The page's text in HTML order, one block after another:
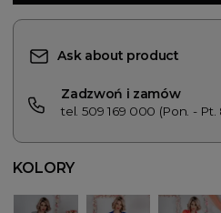
Ask about product
Zadzwoń i zamów
tel. 509 169 000 (Pon. - Pt.
KOLORY